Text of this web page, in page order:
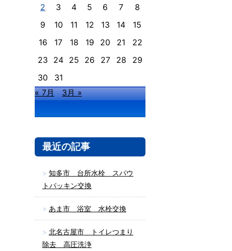
2
3 4 5 6 7
8
9
10 11 12 13 14
15
16
17 18 19 20 21
22
23
24 25 26 27 28
29
30
31
« 7月
3月 »
最近の記事
知多市 台所水栓 スパウ
トパッキン交換
あま市 浴室 水栓交換
北名古屋市 トイレつまり
除去 高圧洗浄